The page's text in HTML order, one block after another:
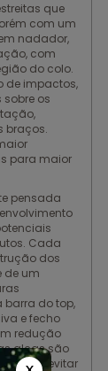
que
com um
nadador,
com
do colo.
de impactos,
os
braços.
para maior
pensada
Cada
dos
de um
do top,
e fecho
redução
alças são
e evitar